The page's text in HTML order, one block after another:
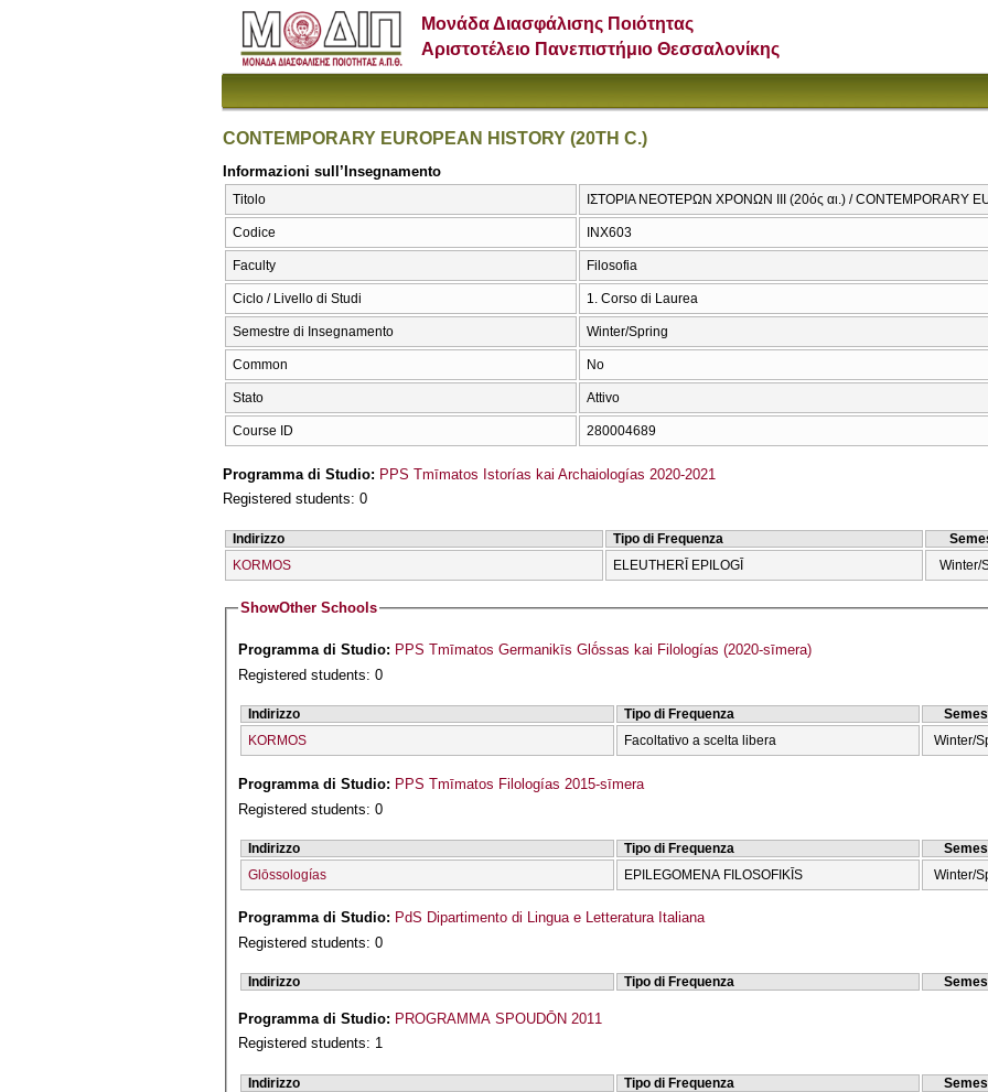
Μονάδα Διασφάλισης Ποιότητας
Αριστοτέλειο Πανεπιστήμιο Θεσσαλονίκης
CONTEMPORARY EUROPEAN HISTORY (20TH C.)
Informazioni sull’Insegnamento
Titolo ΙΣΤΟΡΙΑ ΝΕΟΤΕΡΩΝ ΧΡΟΝΩΝ ΙΙΙ (20ός αι.) / CONTEMPORARY
Codice ΙΝΧ603
Faculty Filosofia
Ciclo / Livello di Studi 1. Corso di Laurea
Semestre di Insegnamento Winter/Spring
Common No
Stato Attivo
Course ID 280004689
Programma di Studio: PPS Tmīmatos Istorías kai Archaiologías 2020-2021
Registered students: 0
Indirizzo Tipo di Frequenza
KORMOS
ELEUTHERĪ EPILOGĪ Winter/
ShowOther Schools
Programma di Studio: PPS Tmīmatos Germanikīs Glṓssas kai Filologías (2020-sīmera)
Registered students: 0
Indirizzo Tipo di Frequenza
KORMOS
Facoltativo a scelta libera Winter/
Programma di Studio: PPS Tmīmatos Filologías 2015-sīmera
Registered students: 0
Indirizzo Tipo di Frequenza
Glōssologías
EPILEGOMENA FILOSOFIKĪS Winter/
Programma di Studio: PdS Dipartimento di Lingua e Letteratura Italiana
Registered students: 0
Indirizzo Tipo di Frequenza
Programma di Studio: PROGRAMMA SPOUDŌN 2011
Registered students: 1
Indirizzo Tipo di Frequenza